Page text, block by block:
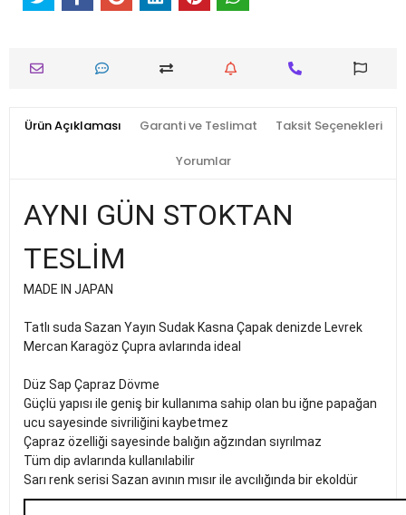
Ürün Açıklaması Garanti ve Teslimat Taksit Seçenekleri
Yorumlar
AYNI GÜN STOKTAN
TESLİM
MADE IN JAPAN
Tatlı suda Sazan Yayın Sudak Kasna Çapak denizde Levrek
Mercan Karagöz Çupra avlarında ideal
Düz Sap Çapraz Dövme
Güçlü yapısı ile geniş bir kullanıma sahip olan bu iğne papağan
ucu sayesinde sivriliğini kaybetmez
Çapraz özelliği sayesinde balığın ağzından sıyrılmaz
Tüm dip avlarında kullanılabilir
Sarı renk serisi Sazan avının mısır ile avcılığında bir ekoldür